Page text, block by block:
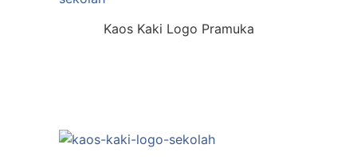
Kaos Kaki Logo Pramuka